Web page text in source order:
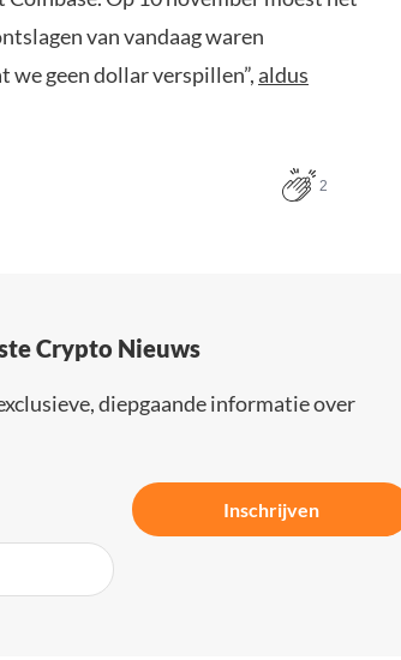
van vandaag waren
geen dollar verspillen”,aldus
2
Crypto Nieuws
diepgaande informatie over
Inschrijven